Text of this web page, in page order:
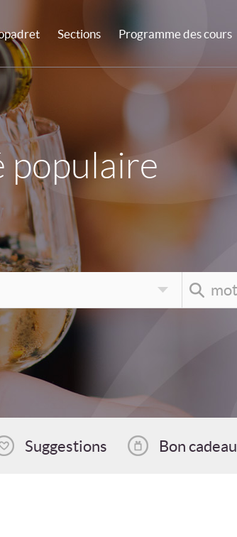
Sections Programme des cours
populaire
Suggestions Bon cadeau